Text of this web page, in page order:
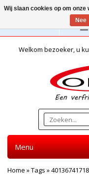
Nederlands
Welkom bezoeker, u
Menu
Home »Tags »
Wij slaan cookies op om
Nee